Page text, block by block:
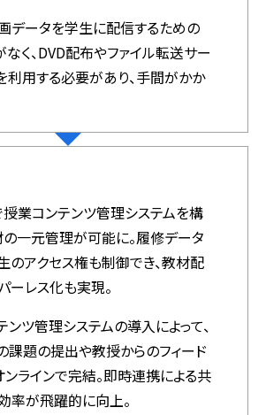
データを学生に配信するための
なく、DVD配布やファイル転送サー
利用する必要があり、手間がかか
授業コンテンツ管理システムを構
の一元管理が可能に。履修データ
のアクセス権も制御でき、教材配
ーレス化も実現。
ンツ管理システムの導入によって、
課題の提出や教授からのフィード
ンラインで完結。即時連携による共
率が飛躍的に向上。